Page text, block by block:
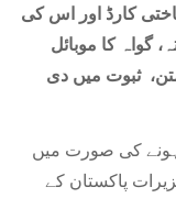
کارڈ اور اس کی
گواہ کا موبائل
ثبوت میں دی
کی صورت میں
گواہ کے خلاف دفعہ 182 تعزیرات پاکستان کے